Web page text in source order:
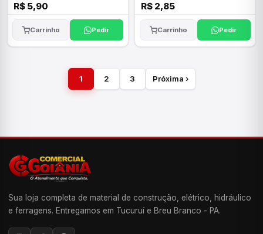
R$ 5,90
Carrinho Pedir
R$ 2,85
Carrinho Pedir
1 2 3 Próxima ›
Sua loja completa de material de construção, elétrico, hidráulico
e ferragens. Entregamos em Tucuruí e Breu Branco - PA.